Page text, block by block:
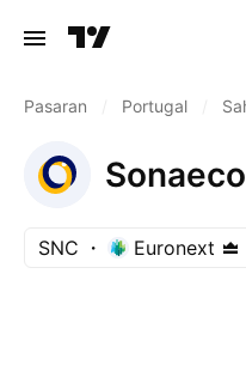
Pasaran Portugal
SNC Euronext